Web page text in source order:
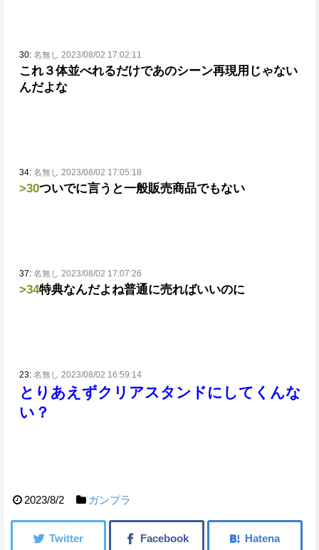
30: 名無し 2023/08/02 17:02:11
これ３体並べれるだけであのシーン再現用じゃない
んだよな
34: 名無し 2023/08/02 17:05:18
>30ついでに言うと一般販売商品でもない
37: 名無し 2023/08/02 17:07:26
>34特典なんだよね普通に売ればいいのに
23: 名無し 2023/08/02 16:59:14
とりあえずクリアスタンドにしてくんな
い？
2023/8/2 ガンプラ